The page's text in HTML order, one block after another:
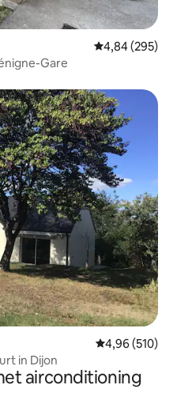
Gemiddelde
4,84 (295)
Gare
Gemiddelde
4,96 (510)
in Dijon
airconditioning